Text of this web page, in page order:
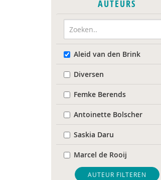
AUTEURS
Aleid van den Brink
Diversen
Femke Berends
Antoinette Bolscher
Saskia Daru
Marcel de Rooij
Chantal Duisters
AUTEUR FILTEREN